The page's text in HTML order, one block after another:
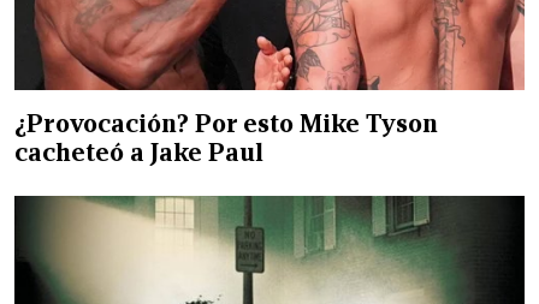
¿Provocación? Por esto Mike Tyson
cacheteó a Jake Paul